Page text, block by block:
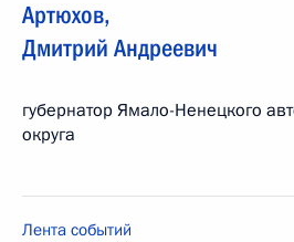
Артюхов,
Дмитрий Андреевич
губернатор Ямало-Ненецкого
округа
Лента событий